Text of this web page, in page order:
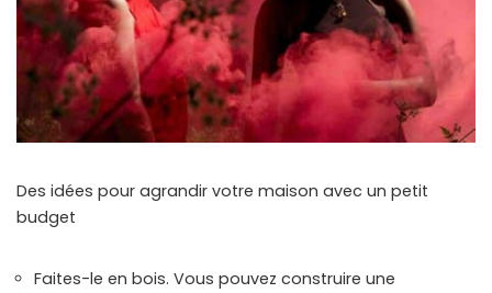
Des idées pour agrandir votre maison avec un petit
budget
Faites-le en bois. Vous pouvez construire une